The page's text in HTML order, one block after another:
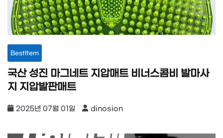
BestItem
국산 성진 마그네트 지압매트 비너스콤비 발마사
지 지압발판매트
2025년 07월 01일 dinosion